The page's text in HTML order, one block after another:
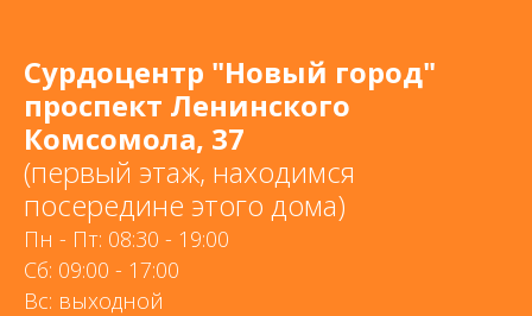
Сурдоцентр "Новый город"
проспект Ленинского
Комсомола, 37
(первый этаж, находимся
посередине этого дома)
Пн - Пт: 08:30 - 19:00
Сб: 09:00 - 17:00
Вс: выходной